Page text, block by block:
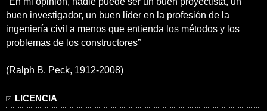
buen investigador, un buen líder en la profesión de la
ingeniería civil a menos que entienda los métodos y los
problemas de los constructores”
(Ralph B. Peck, 1912-2008)
LICENCIA